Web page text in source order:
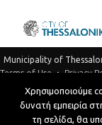
Municipality of
Terms of Use
Privacy
Telephone Catalog
Developed by
Χρησιμοποιούμε
δυνατή εμπειρία
τη σελίδα, θα